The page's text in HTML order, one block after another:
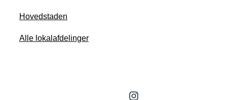
Hovedstaden
Alle lokalafdelinger